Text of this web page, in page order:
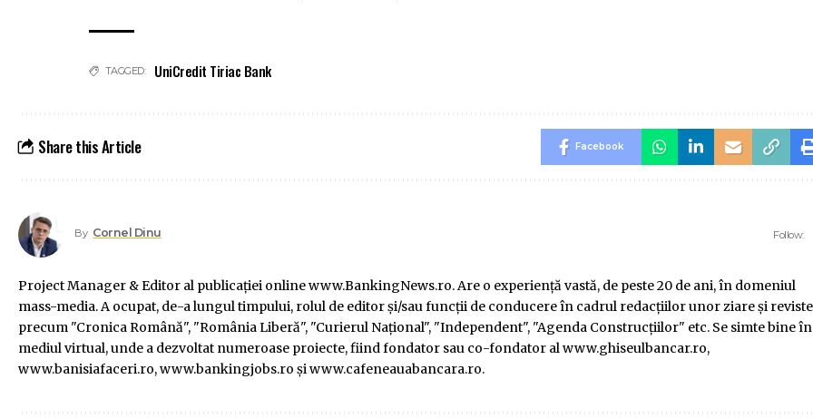
TAGGED: UniCredit Tiriac Bank
Share this Article Facebook
By Cornel Dinu Follow:
Project Manager & Editor al publicaţiei online www.BankingNews.ro. Are o experienţă vastă, de peste 20 de ani, în domeniul
mass-media. A ocupat, de-a lungul timpului, rolul de editor şi/sau funcţii de conducere în cadrul redacţiilor unor ziare şi
precum "Cronica Română", "România Liberă", "Curierul Naţional", "Independent", "Agenda Construcţiilor" etc. Se simte bine în
mediul virtual, unde a dezvoltat numeroase proiecte, fiind fondator sau co-fondator al www.ghiseulbancar.ro,
www.banisiafaceri.ro, www.bankingjobs.ro şi www.cafeneauabancara.ro.